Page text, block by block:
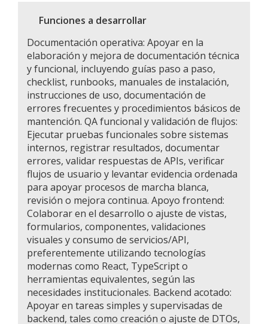
Funciones a desarrollar
Documentación operativa: Apoyar en la
elaboración y mejora de documentación técnica
y funcional, incluyendo guías paso a paso,
checklist, runbooks, manuales de instalación,
instrucciones de uso, documentación de
errores frecuentes y procedimientos básicos de
mantención. QA funcional y validación de flujos:
Ejecutar pruebas funcionales sobre sistemas
internos, registrar resultados, documentar
errores, validar respuestas de APIs, verificar
flujos de usuario y levantar evidencia ordenada
para apoyar procesos de marcha blanca,
revisión o mejora continua. Apoyo frontend:
Colaborar en el desarrollo o ajuste de vistas,
formularios, componentes, validaciones
visuales y consumo de servicios/API,
preferentemente utilizando tecnologías
modernas como React, TypeScript o
herramientas equivalentes, según las
necesidades institucionales. Backend acotado:
Apoyar en tareas simples y supervisadas de
backend, tales como creación o ajuste de DTOs,